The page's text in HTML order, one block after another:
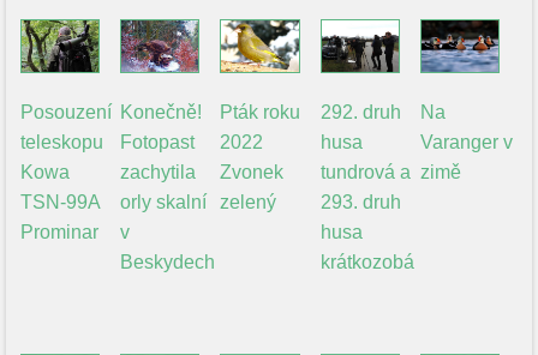
Posouzení
teleskopu
Kowa
TSN-99A
Prominar
Konečně!
Fotopast
zachytila
orly skalní
v
Beskydech
Pták roku
2022
Zvonek
zelený
292. druh
husa
tundrová a
293. druh
husa
krátkozobá
Na
Varanger v
zimě